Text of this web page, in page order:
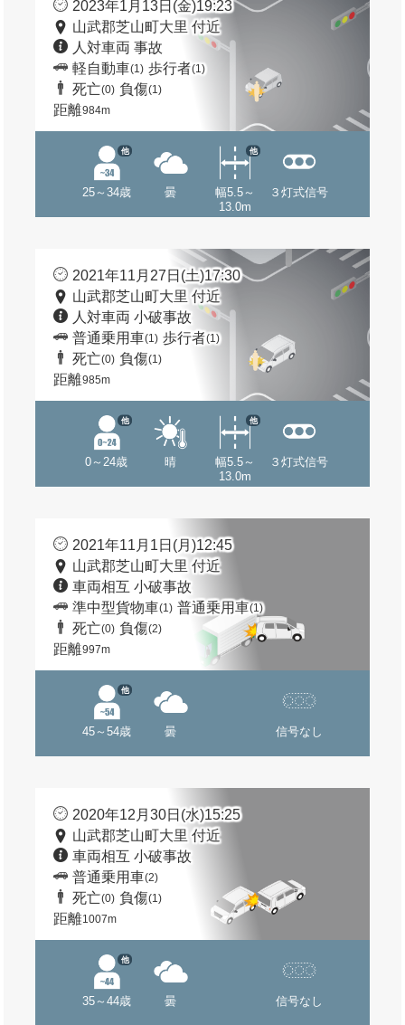
2023年1月13日(金)19:23
山武郡芝山町大里 付近
人対車両 事故
軽自動車(1) 歩行者(1)
死亡(0) 負傷(1)
距離984m
25～34歳
他
曇
幅5.5～
13.0m
他
３灯式信号
2021年11月27日(土)17:30
山武郡芝山町大里 付近
人対車両 小破事故
普通乗用車(1) 歩行者(1)
死亡(0) 負傷(1)
距離985m
0～24歳
他
晴
幅5.5～
13.0m
他
３灯式信号
2021年11月1日(月)12:45
山武郡芝山町大里 付近
車両相互 小破事故
準中型貨物車(1) 普通乗用車(1)
死亡(0) 負傷(2)
距離997m
45～54歳
他
曇 信号なし
2020年12月30日(水)15:25
山武郡芝山町大里 付近
車両相互 小破事故
普通乗用車(2)
死亡(0) 負傷(1)
距離1007m
35～44歳
他
曇 信号なし